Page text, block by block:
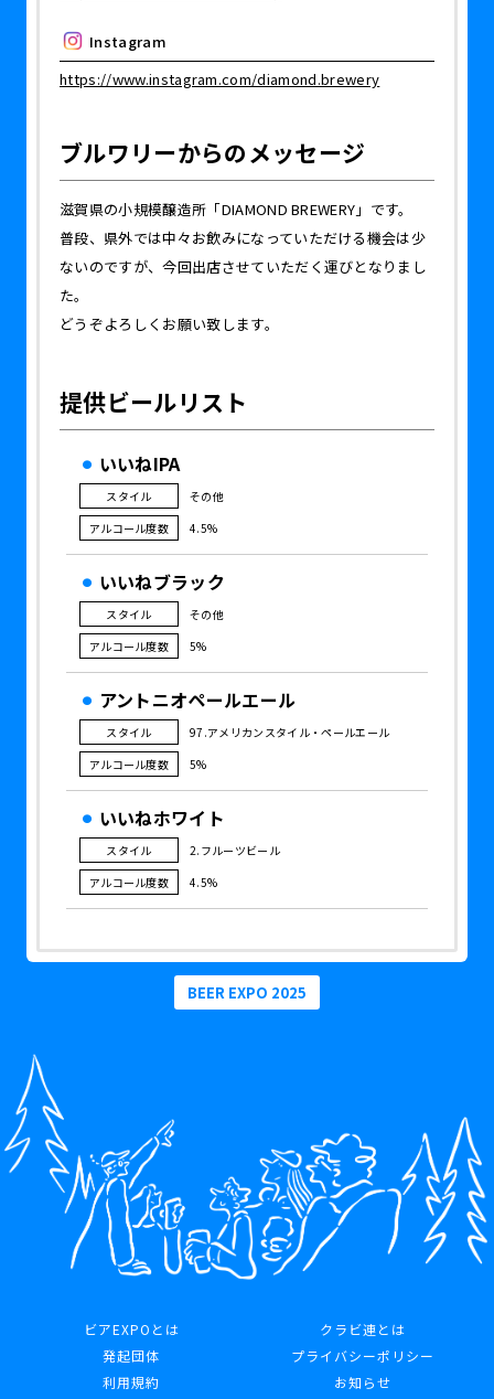
Instagram
https://www.instagram.com/diamond.brewery
ブルワリーからのメッセージ
滋賀県の小規模醸造所「DIAMOND BREWERY」です。
普段、県外では中々お飲みになっていただける機会は少
ないのですが、今回出店させていただく運びとなりまし
た。
どうぞよろしくお願い致します。
提供ビールリスト
いいねIPA
スタイル
その他
アルコール度数
4.5%
いいねブラック
スタイル
その他
アルコール度数
5%
アントニオペールエール
スタイル
97.アメリカンスタイル・ペールエール
アルコール度数
5%
いいねホワイト
スタイル
2.フルーツビール
アルコール度数
4.5%
BEER EXPO 2025
ビアEXPOとは
クラビ連とは
発起団体
プライバシーポリシー
利用規約
お知らせ